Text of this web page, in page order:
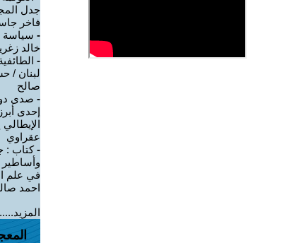
جدل
فاخر
- سياسة
خالد
-
لبنان /
صالح
- صدى
إحدى
عقراوي
-كتاب :
وأساطير
في علم
احمد
المزيد.....